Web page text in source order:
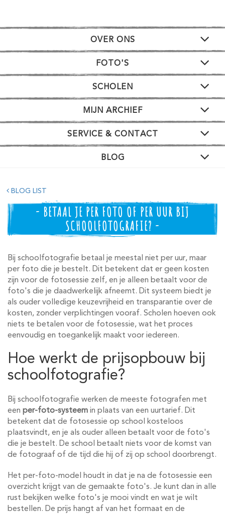
OVER ONS
FOTO'S
SCHOLEN
MIJN ARCHIEF
SERVICE & CONTACT
BLOG
BLOG LIST
- BETAAL JE PER FOTO OF PER UUR BIJ
SCHOOLFOTOGRAFIE? -
Bij schoolfotografie betaal je meestal niet per uur, maar
per foto die je bestelt. Dit betekent dat er geen kosten
zijn voor de fotosessie zelf, en je alleen betaalt voor de
foto's die je daadwerkelijk afneemt. Dit systeem biedt je
als ouder volledige keuzevrijheid en transparantie over de
kosten, zonder verplichtingen vooraf. Scholen hoeven ook
niets te betalen voor de fotosessie, wat het proces
eenvoudig en toegankelijk maakt voor iedereen.
Hoe werkt de prijsopbouw bij
schoolfotografie?
Bij schoolfotografie werken de meeste fotografen met
een per-foto-systeem in plaats van een uurtarief. Dit
betekent dat de fotosessie op school kosteloos
plaatsvindt, en je als ouder alleen betaalt voor de foto's
die je bestelt. De school betaalt niets voor de komst van
de fotograaf of de tijd die hij of zij op school doorbrengt.
Het per-foto-model houdt in dat je na de fotosessie een
overzicht krijgt van de gemaakte foto's. Je kunt dan in alle
rust bekijken welke foto's je mooi vindt en wat je wilt
bestellen. De prijs hangt af van het formaat en de